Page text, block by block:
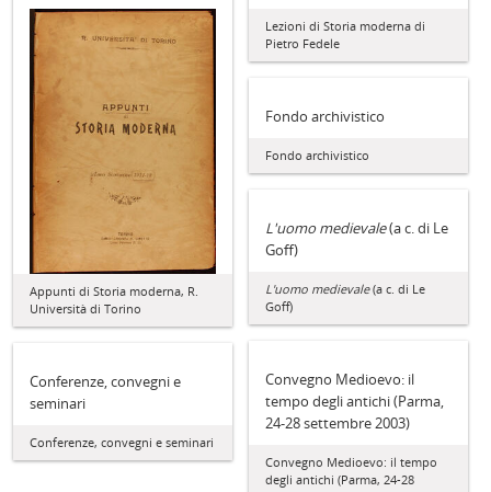
Lezioni di Storia moderna di
Pietro Fedele
Appunti di Storia moderna, R.
Università di Torino
Fondo archivistico
Fondo archivistico
L'uomo medievale(a c. di Le
Goff)
L'uomo medievale(a c. di Le
Goff)
Convegno Medioevo: il
tempo degli antichi (Parma,
24-28 settembre 2003)
Convegno Medioevo: il tempo
degli antichi (Parma, 24-28
Conferenze, convegni e
seminari
Conferenze, convegni e seminari